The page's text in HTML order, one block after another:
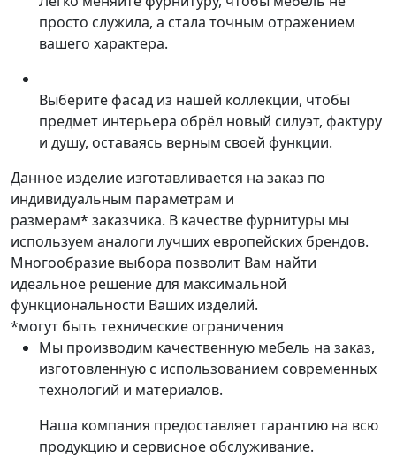
просто служила, а стала точным отражением
вашего характера.
Выберите фасад из нашей коллекции, чтобы
предмет интерьера обрёл новый силуэт, фактуру
и душу, оставаясь верным своей функции.
Данное изделие изготавливается на заказ по
индивидуальным параметрам и
размерам* заказчика. В качестве фурнитуры мы
используем аналоги лучших европейских брендов.
Многообразие выбора позволит Вам найти
идеальное решение для максимальной
функциональности Ваших изделий.
*могут быть технические ограничения
Мы производим качественную мебель на заказ,
изготовленную с использованием современных
технологий и материалов.
Наша компания предоставляет гарантию на всю
продукцию и сервисное обслуживание.